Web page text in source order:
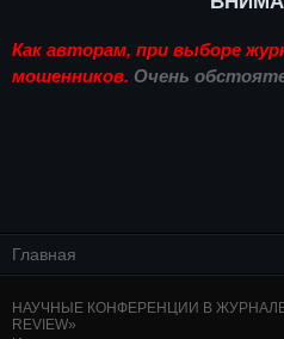
Как авторам, при выборе
мошенников. Очень
Главная
НАУЧНЫЕ КОНФЕРЕНЦИИ В ЖУРНАЛЕ
REVIEW»